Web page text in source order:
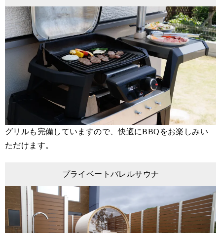
グリルも完備していますので、快適にBBQをお楽しみい
ただけます。
プライベートバレルサウナ